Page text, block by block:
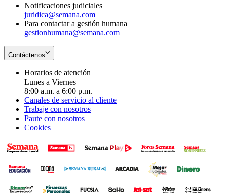
Notificaciones judiciales
juridica@semana.com
Para contactar a gestión humana
gestionhumana@semana.com
Contáctenos
Horarios de atención
Lunes a Viernes
8:00 a.m. a 6:00 p.m.
Canales de servicio al cliente
Trabaje con nosotros
Paute con nosotros
Cookies